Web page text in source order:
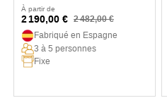
À partir de
2 190,00 € 2 482,00 €
Fabriqué en Espagne
3 à 5 personnes
Fixe